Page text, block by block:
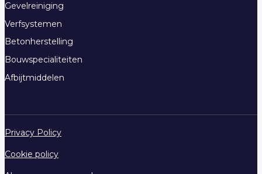
Gevelreiniging
Verfsystemen
Betonherstelling
Bouwspecialiteiten
Afbijtmiddelen
Privacy Policy
Cookie policy